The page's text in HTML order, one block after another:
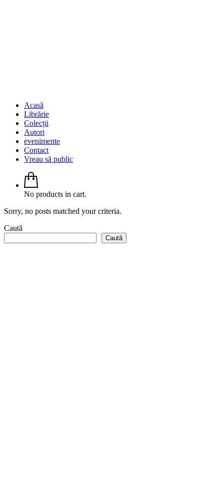
Acasă
Librărie
Colecții
Autori
evenimente
Contact
Vreau să public
No products in cart.
Sorry, no posts matched your criteria.
Caută
Caută